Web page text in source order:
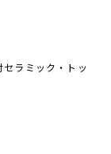
ラミック・トッ